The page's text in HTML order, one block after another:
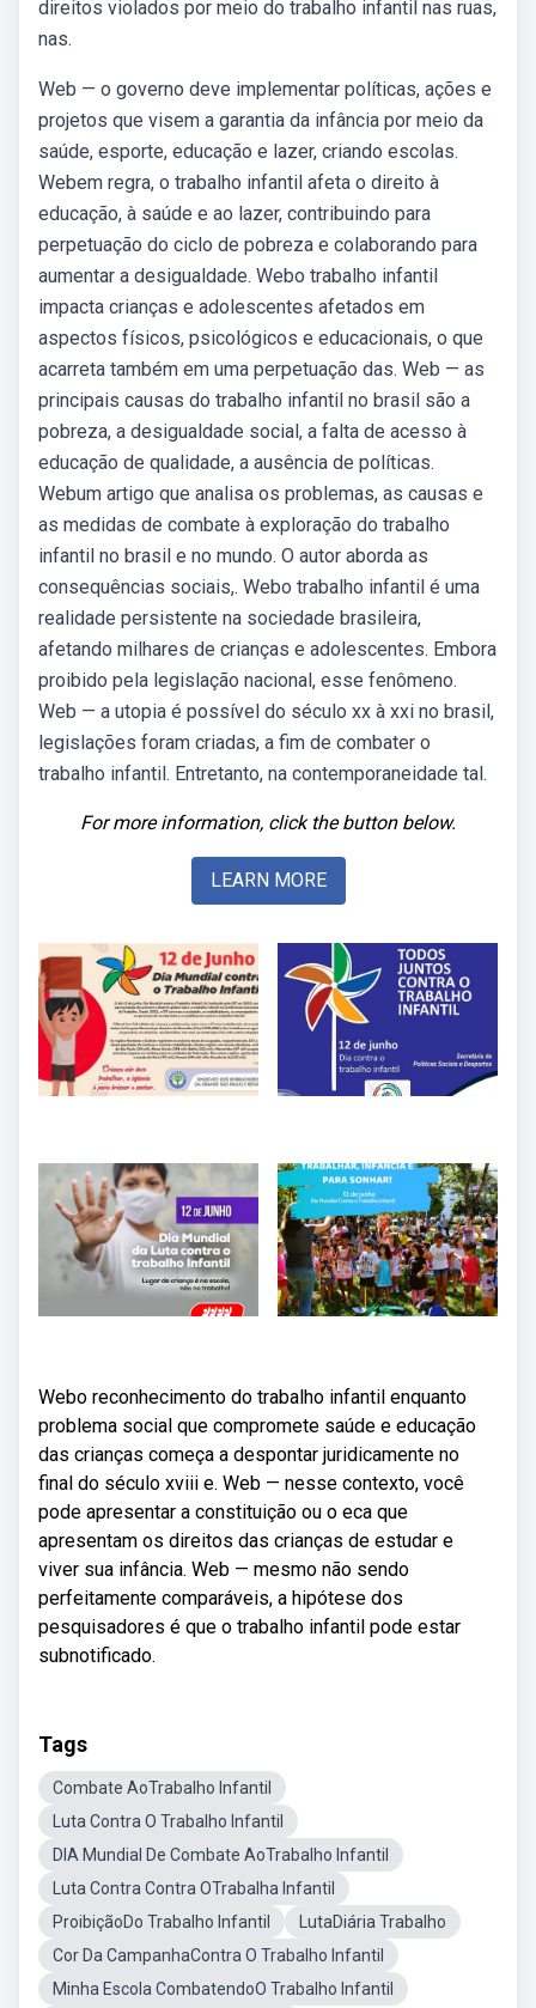
direitos violados por meio do trabalho infantil nas ruas,
nas.
Web — o governo deve implementar políticas, ações e
projetos que visem a garantia da infância por meio da
saúde, esporte, educação e lazer, criando escolas.
Webem regra, o trabalho infantil afeta o direito à
educação, à saúde e ao lazer, contribuindo para
perpetuação do ciclo de pobreza e colaborando para
aumentar a desigualdade. Webo trabalho infantil
impacta crianças e adolescentes afetados em
aspectos físicos, psicológicos e educacionais, o que
acarreta também em uma perpetuação das. Web — as
principais causas do trabalho infantil no brasil são a
pobreza, a desigualdade social, a falta de acesso à
educação de qualidade, a ausência de políticas.
Webum artigo que analisa os problemas, as causas e
as medidas de combate à exploração do trabalho
infantil no brasil e no mundo. O autor aborda as
consequências sociais,. Webo trabalho infantil é uma
realidade persistente na sociedade brasileira,
afetando milhares de crianças e adolescentes. Embora
proibido pela legislação nacional, esse fenômeno.
Web — a utopia é possível do século xx à xxi no brasil,
legislações foram criadas, a fim de combater o
trabalho infantil. Entretanto, na contemporaneidade tal.
For more information, click the button below.
LEARN MORE
Webo reconhecimento do trabalho infantil enquanto
problema social que compromete saúde e educação
das crianças começa a despontar juridicamente no
final do século xviii e. Web — nesse contexto, você
pode apresentar a constituição ou o eca que
apresentam os direitos das crianças de estudar e
viver sua infância. Web — mesmo não sendo
perfeitamente comparáveis, a hipótese dos
pesquisadores é que o trabalho infantil pode estar
subnotificado.
Tags
Combate AoTrabalho Infantil
Luta Contra O Trabalho Infantil
DIA Mundial De Combate AoTrabalho Infantil
Luta Contra Contra OTrabalha Infantil
ProibiçãoDo Trabalho Infantil
LutaDiária Trabalho
Cor Da CampanhaContra O Trabalho Infantil
Minha Escola CombatendoO Trabalho Infantil